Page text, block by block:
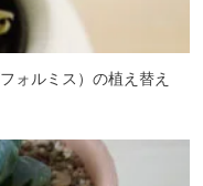
ォルミス）の植え替え